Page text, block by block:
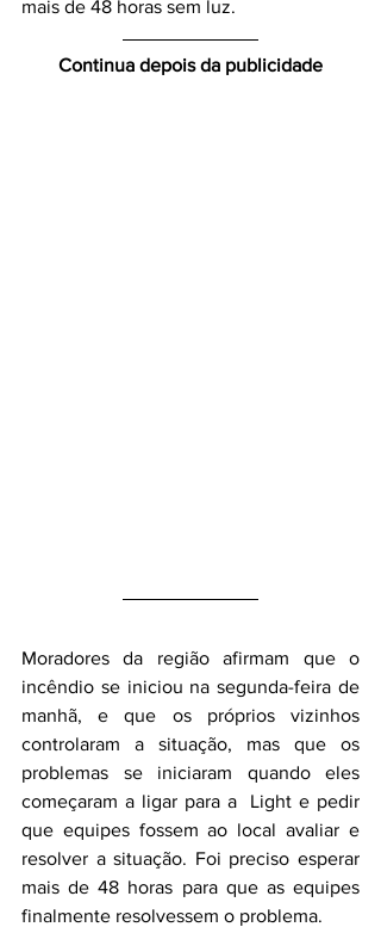
mais de 48 horas sem luz.
Continua depois da publicidade
Moradores da região afirmam que o
incêndio se iniciou na segunda-feira de
manhã, e que os próprios vizinhos
controlaram a situação, mas que os
problemas se iniciaram quando eles
começaram a ligar para a  Light e pedir
que equipes fossem ao local avaliar e
resolver a situação. Foi preciso esperar
mais de 48 horas para que as equipes
finalmente resolvessem o problema.